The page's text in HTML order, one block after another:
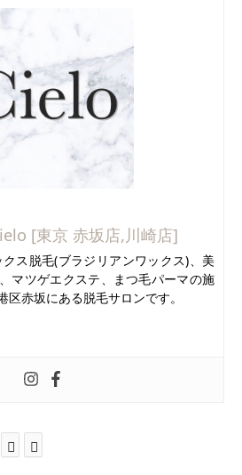
[東京 赤坂店,川崎店]
ス脱毛(ブラジリアンワックス)、美
マツゲエクステ、まつ毛パーマの施
赤坂にある脱毛サロンです。